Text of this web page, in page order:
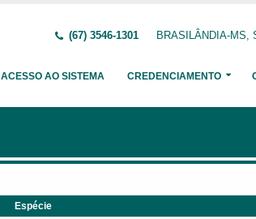
(67) 3546-1301 BRASILÂNDIA-MS,
ACESSO AO SISTEMA CREDENCIAMENTO
Espécie